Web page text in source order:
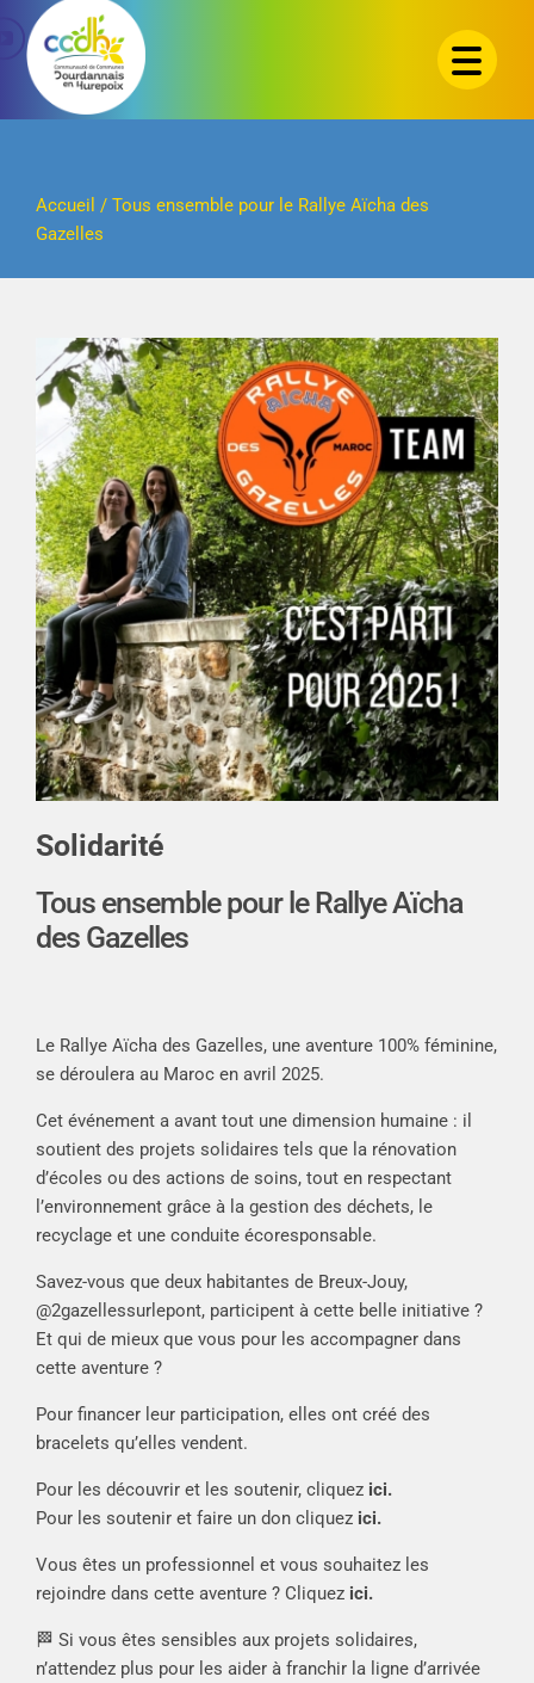
Passer
contenu
Accueil / Tous ensemble pour le Rallye Aïcha des
Gazelles
Solidarité
Tous ensemble pour le Rallye Aïcha
des Gazelles
Le Rallye Aïcha des Gazelles, une aventure 100% féminine,
se déroulera au Maroc en avril 2025.
Cet événement a avant tout une dimension humaine : il
soutient des projets solidaires tels que la rénovation
d’écoles ou des actions de soins, tout en respectant
l’environnement grâce à la gestion des déchets, le
recyclage et une conduite écoresponsable.
Savez-vous que deux habitantes de Breux-Jouy,
@2gazellessurlepont, participent à cette belle initiative ?
Et qui de mieux que vous pour les accompagner dans
cette aventure ?
Pour financer leur participation, elles ont créé des
bracelets qu’elles vendent.
Pour les découvrir et les soutenir, cliquezici.
Pour les soutenir et faire un don cliquez ici.
Vous êtes un professionnel et vous souhaitez les
rejoindre dans cette aventure ? Cliquezici.
🏁 Si vous êtes sensibles aux projets solidaires,
n’attendez plus pour les aider à franchir la ligne d’arrivée